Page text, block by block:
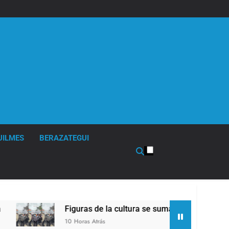
BERAZATEGUI
Figuras de la cultura se sumaron a la marcha
10 Horas Atrás